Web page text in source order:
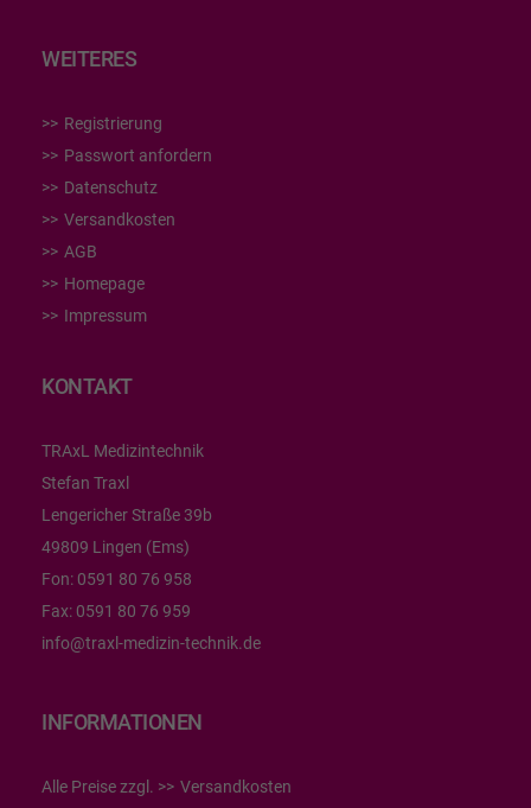
WEITERES
Registrierung
Passwort anfordern
Datenschutz
Versandkosten
AGB
Homepage
Impressum
KONTAKT
TRAxL Medizintechnik
Stefan Traxl
Lengericher Straße 39b
49809 Lingen (Ems)
Fon: 0591 80 76 958
Fax: 0591 80 76 959
info@traxl-medizin-technik.de
INFORMATIONEN
Alle Preise zzgl. Versandkosten